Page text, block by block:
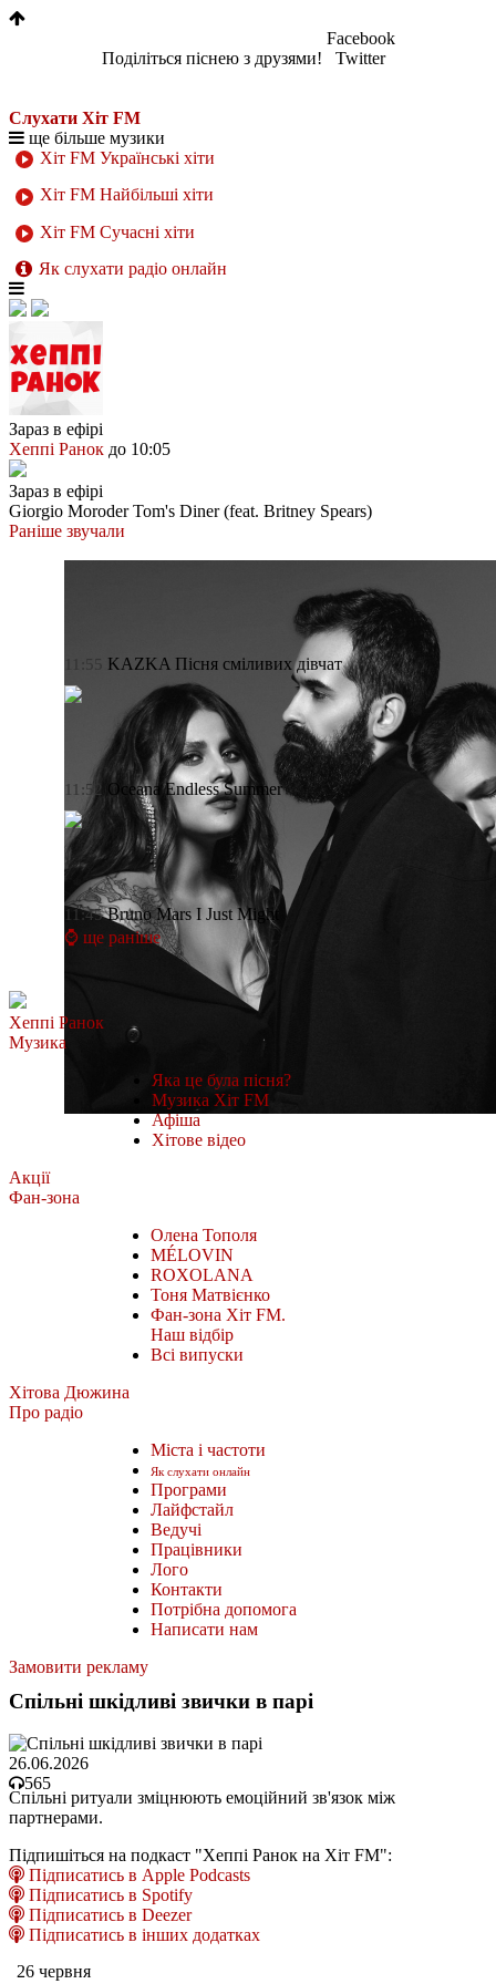
Поділіться піснею з друзями!
Facebook
Twitter
Слухати Хіт FM
ще більше музики
Хіт FM Українські хіти
Хіт FM Найбільші хіти
Хіт FM Сучасні хіти
Як слухати радіо онлайн
Зараз в ефірі
Хеппі Ранок до 10:05
Зараз в ефірі
Giorgio Moroder Tom's Diner (feat. Britney Spears)
Раніше звучали
11:55 KAZKA Пісня сміливих дівчат
11:52 Oceana Endless Summer
11:45 Bruno Mars I Just Might
⌚ ще раніше
Хеппі Ранок
Музика
Яка це була пісня?
Музика Хіт FM
Афіша
Хітове відео
Акції
Фан-зона
Олена Тополя
MÉLOVIN
ROXOLANA
Тоня Матвієнко
Фан-зона Хіт FM.
Наш відбір
Всі випуски
Хітова Дюжина
Про радіо
Міста і частоти
Як слухати онлайн
Програми
Лайфстайл
Ведучі
Працівники
Лого
Контакти
Потрібна допомога
Написати нам
Замовити рекламу
Спільні шкідливі звички в парі
26.06.2026
565
Спільні ритуали зміцнюють емоційний зв'язок між
партнерами.
Підпишіться на подкаст "Хеппі Ранок на Хіт FM":
Підписатись в Apple Podcasts
Підписатись в Spotify
Підписатись в Deezer
Підписатись в інших додатках
26 червня